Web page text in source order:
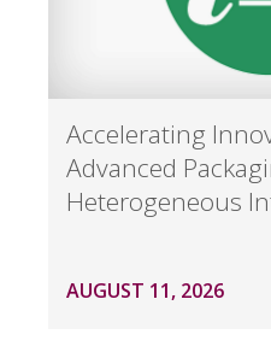
Accelerating
Advanced
Heterogeneous
AUGUST 11, 2026